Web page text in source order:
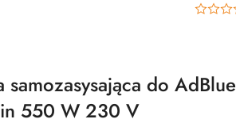
do AdBlue
550 W 230 V